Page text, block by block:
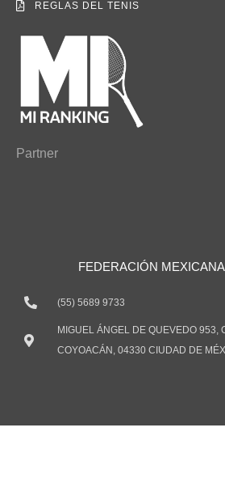
REGLAS DEL TENIS
Partner
FEDERACIÓN
(55) 5689 9733
MIGUEL ÁNGEL DE QUEVEDO 953,
COYOACÁN, 04330 CIUDAD DE